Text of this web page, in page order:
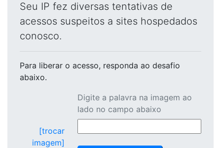
Seu IP fez diversas tentativas de
acessos suspeitos a sites hospedados
conosco.
Para liberar o acesso, responda ao desafio
abaixo.
[trocar
imagem]
Digite a palavra na imagem ao
lado no campo abaixo